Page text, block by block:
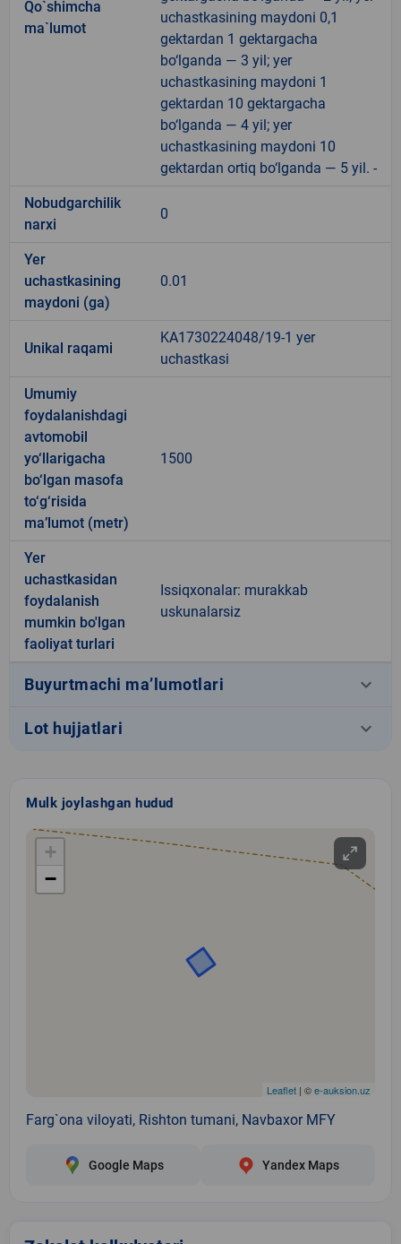
Qo`shimcha
ma`lumot
uchastkasining maydoni 0,1
gektardan 1 gektargacha
bo‘lganda — 3 yil; yer
uchastkasining maydoni 1
gektardan 10 gektargacha
bo‘lganda — 4 yil; yer
uchastkasining maydoni 10
gektardan ortiq bo‘lganda — 5 yil. -
Nobudgarchilik
narxi
0
Yer
uchastkasining
maydoni (ga)
0.01
Unikal raqami
KA1730224048/19-1 yer
uchastkasi
Umumiy
foydalanishdagi
avtomobil
yo‘llarigacha
bo‘lgan masofa
to‘g‘risida
ma’lumot (metr)
1500
Yer
uchastkasidan
foydalanish
mumkin bo'lgan
faoliyat turlari
Issiqxonalar: murakkab
uskunalarsiz
Buyurtmachi ma’lumotlari keyboard_arrow_down
Lot hujjatlari keyboard_arrow_down
Mulk joylashgan hudud
+
−
Leaflet | ©e-auksion.uz
Farg`ona viloyati, Rishton tumani, Navbaxor MFY
Google Maps Yandex Maps